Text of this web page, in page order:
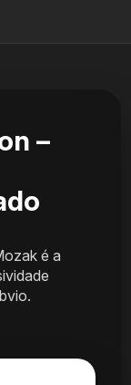
–
é a